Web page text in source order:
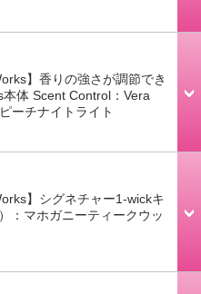
】香りの強さが調節でき
体 Scent Control：Vera
ーチナイトライト
】シグネチャー1-wickキ
：マホガニーティークウッ